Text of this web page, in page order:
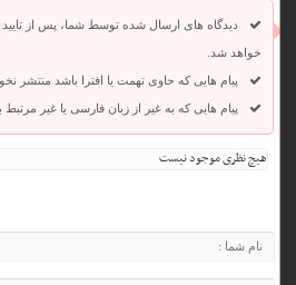
دیدگاه های ارسال شده توسط شما، پس از تایید
خواهد شد.
پیام هایی که حاوی تهمت یا افترا باشد منتشر
پیام هایی که به غیر از زبان فارسی یا غیر مرتبط
هیچ نظری موجود نیست